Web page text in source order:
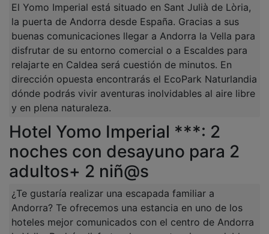
El Yomo Imperial está situado en Sant Julià de Lòria,
la puerta de Andorra desde España. Gracias a sus
buenas comunicaciones llegar a Andorra la Vella para
disfrutar de su entorno comercial o a Escaldes para
relajarte en Caldea será cuestión de minutos. En
dirección opuesta encontrarás el EcoPark Naturlandia
dónde podrás vivir aventuras inolvidables al aire libre
y en plena naturaleza.
Hotel Yomo Imperial ***: 2
noches con desayuno para 2
adultos+ 2 niñ@s
¿Te gustaría realizar una escapada familiar a
Andorra? Te ofrecemos una estancia en uno de los
hoteles mejor comunicados con el centro de Andorra